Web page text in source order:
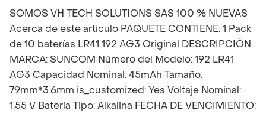
SOMOS VH TECH SOLUTIONS SAS 100 % NUEVAS
Acerca de este artículo PAQUETE CONTIENE: 1 Pack
de 10 baterías LR41 192 AG3 Original DESCRIPCIÓN
MARCA: SUNCOM Número del Modelo: 192 LR41
AG3 Capacidad Nominal: 45mAh Tamaño:
7.9mm*3.6mm is_customized: Yes Voltaje Nominal:
1.55 V Batería Tipo: Alkalina FECHA DE VENCIMIENTO: